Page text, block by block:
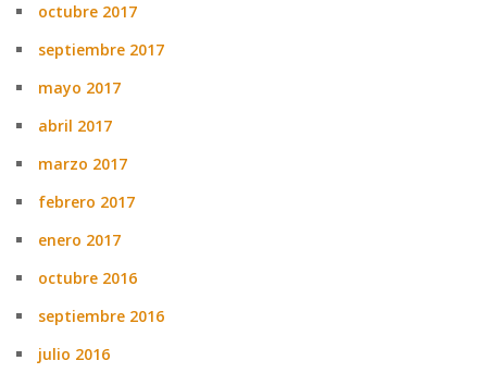
octubre 2017
septiembre 2017
mayo 2017
abril 2017
marzo 2017
febrero 2017
enero 2017
octubre 2016
septiembre 2016
julio 2016